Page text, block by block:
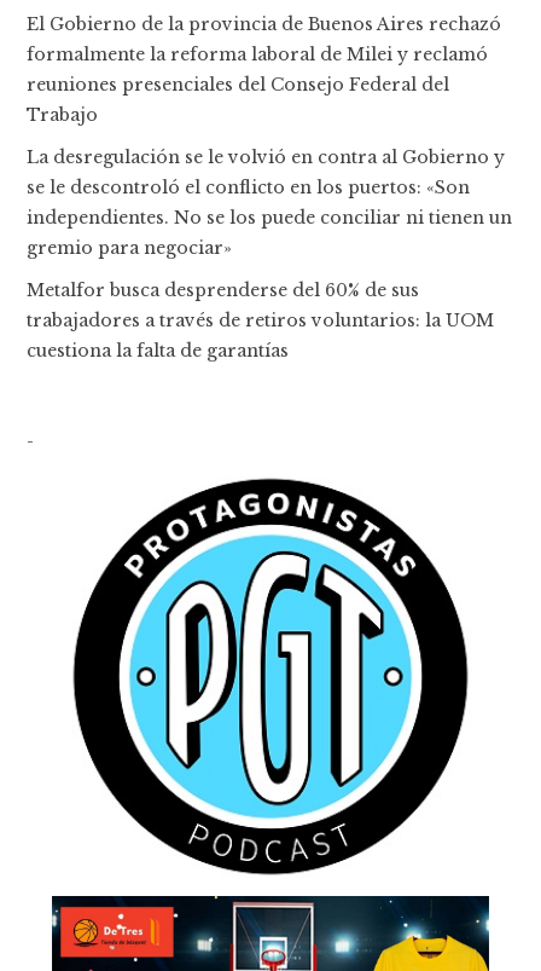
El Gobierno de la provincia de Buenos Aires rechazó
formalmente la reforma laboral de Milei y reclamó
reuniones presenciales del Consejo Federal del
Trabajo
La desregulación se le volvió en contra al Gobierno y
se le descontroló el conflicto en los puertos: «Son
independientes. No se los puede conciliar ni tienen un
gremio para negociar»
Metalfor busca desprenderse del 60% de sus
trabajadores a través de retiros voluntarios: la UOM
cuestiona la falta de garantías
-